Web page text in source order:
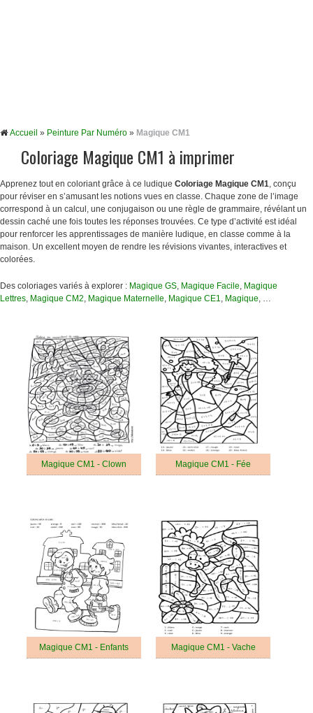
Accueil » Peinture Par Numéro » Magique CM1
Coloriage Magique CM1 à imprimer
Apprenez tout en coloriant grâce à ce ludique Coloriage Magique CM1, conçu
pour réviser en s’amusant les notions vues en classe. Chaque zone de l’image
correspond à un calcul, une conjugaison ou une règle de grammaire, révélant un
dessin caché une fois toutes les réponses trouvées. Ce type d’activité est idéal
pour renforcer les apprentissages de manière ludique, en classe comme à la
maison. Un excellent moyen de rendre les révisions vivantes, interactives et
colorées.
Des coloriages variés à explorer : Magique GS, Magique Facile, Magique
Lettres, Magique CM2, Magique Maternelle, Magique CE1, Magique, …
Magique CM1 - Clown Magique CM1 - Fée
Magique CM1 - Enfants Magique CM1 - Vache